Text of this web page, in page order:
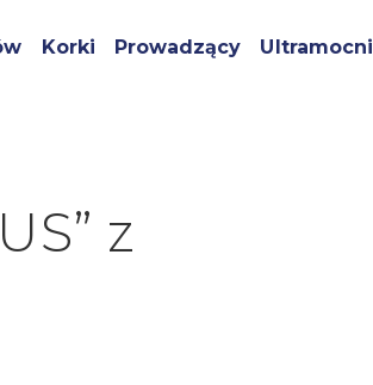
Korki Prowadzący Ultramocni
z